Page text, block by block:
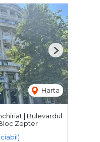
Harta
Next
| Bulevardul
Zepter